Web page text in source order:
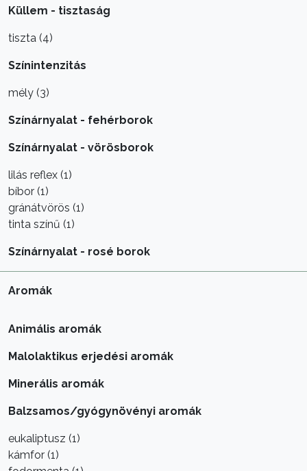
Küllem - tisztaság
tiszta (4)
Színintenzitás
mély (3)
Színárnyalat - fehérborok
Színárnyalat - vörösborok
lilás reflex (1)
bíbor (1)
gránátvörös (1)
tinta színű (1)
Színárnyalat - rosé borok
Aromák
Animális aromák
Malolaktikus erjedési aromák
Minerális aromák
Balzsamos/gyógynövényi aromák
eukaliptusz (1)
kámfor (1)